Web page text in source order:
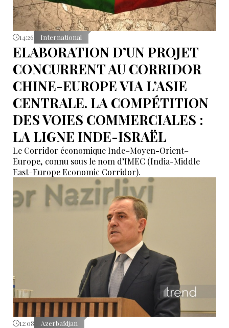
14:26 International
ELABORATION D’UN PROJET
CONCURRENT AU CORRIDOR
CHINE-EUROPE VIA L’ASIE
CENTRALE. LA COMPÉTITION
DES VOIES COMMERCIALES :
LA LIGNE INDE-ISRAËL
Le Corridor économique Inde–Moyen-Orient–
Europe, connu sous le nom d’IMEC (India-Middle
East-Europe Economic Corridor).
12:08 Azerbaïdjan